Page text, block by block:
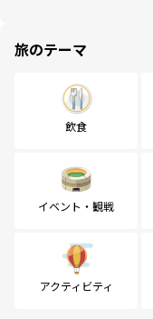
旅のテーマ
飲食
イベント・観戦
アクティビティ